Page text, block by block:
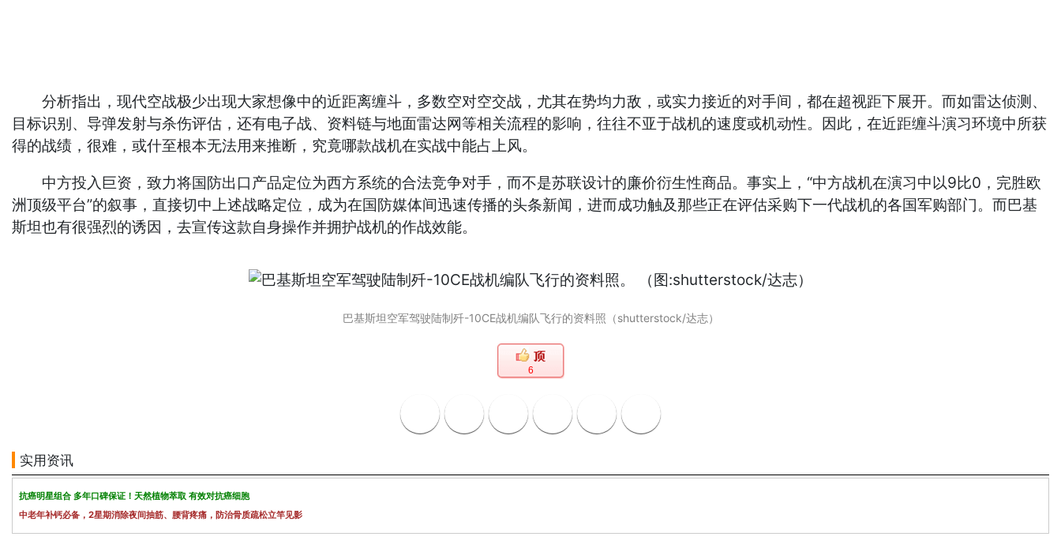
分析指出，现代空战极少出现大家想像中的近距离缠斗，多数空对空交战，尤其在势均力敌，或实力接近的对手间，都在超视距下展开。而如雷达侦测、
目标识别、导弹发射与杀伤评估，还有电子战、资料链与地面雷达网等相关流程的影响，往往不亚于战机的速度或机动性。因此，在近距缠斗演习环境中所获
得的战绩，很难，或什至根本无法用来推断，究竟哪款战机在实战中能占上风。
中方投入巨资，致力将国防出口产品定位为西方系统的合法竞争对手，而不是苏联设计的廉价衍生性商品。事实上，“中方战机在演习中以9比0，完胜欧
洲顶级平台”的叙事，直接切中上述战略定位，成为在国防媒体间迅速传播的头条新闻，进而成功触及那些正在评估采购下一代战机的各国军购部门。而巴基
斯坦也有很强烈的诱因，去宣传这款自身操作并拥护战机的作战效能。
巴基斯坦空军驾驶陆制歼-10CE战机编队飞行的资料照（shutterstock/达志）
6
实用资讯
抗癌明星组合 多年口碑保证！天然植物萃取 有效对抗癌细胞
中老年补钙必备，2星期消除夜间抽筋、腰背疼痛，防治骨质疏松立竿见影